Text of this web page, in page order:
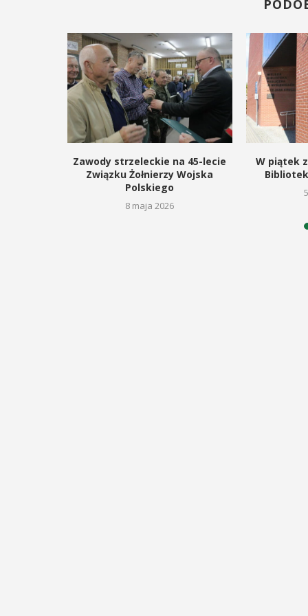
Zawody strzeleckie na 45-lecie
Związku Żołnierzy Wojska
Polskiego
8 maja 2026
W piątek
SZCZEGÓŁY
POKAŻ SZCZEGÓŁY